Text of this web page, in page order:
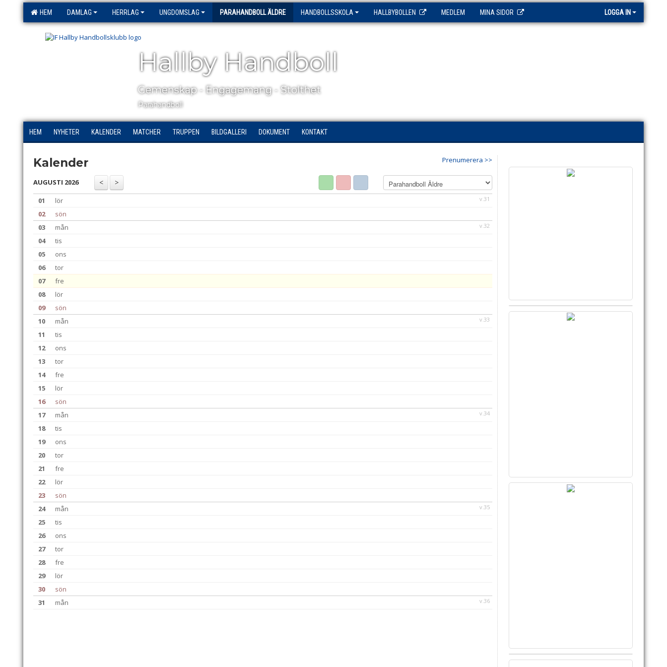
HEM DAMLAG HERRLAG UNGDOMSLAG PARAHANDBOLL ÄLDRE HANDBOLLSSKOLA HALLBYBOLLEN MEDLEM MINA SIDOR LOGGA IN
Hallby Handboll
Gemenskap - Engagemang - Stolthet
Parahandboll
HEM NYHETER KALENDER MATCHER TRUPPEN BILDGALLERI DOKUMENT KONTAKT
Prenumerera >>
Kalender
AUGUSTI 2026
v.31
01
lör
02
sön
v.32
03
mån
04
tis
05
ons
06
tor
07
fre
08
lör
09
sön
v.33
10
mån
11
tis
12
ons
13
tor
14
fre
15
lör
16
sön
v.34
17
mån
18
tis
19
ons
20
tor
21
fre
22
lör
23
sön
v.35
24
mån
25
tis
26
ons
27
tor
28
fre
29
lör
30
sön
v.36
31 mån